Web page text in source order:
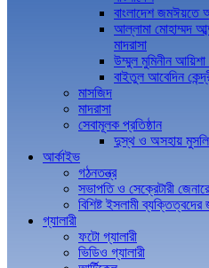
বাংলাদেশ জমঈয়তে
আল্লামা মোহাম্মদ
মাদরাসা
উম্মুল মুমিনীন আয়িশা
বাইতুল আবেদিন
মাসজিদ
মাদরাসা
সেবামূলক প্রতিষ্ঠান
দুস্থ ও অসহায়
আর্কাইভ
গঠনতন্ত্র
সভাপতি ও সেক্রেটারী
বিশিষ্ট ইসলামী
গ্যালারী
ফটো গ্যালারী
ভিডিও গ্যালারী